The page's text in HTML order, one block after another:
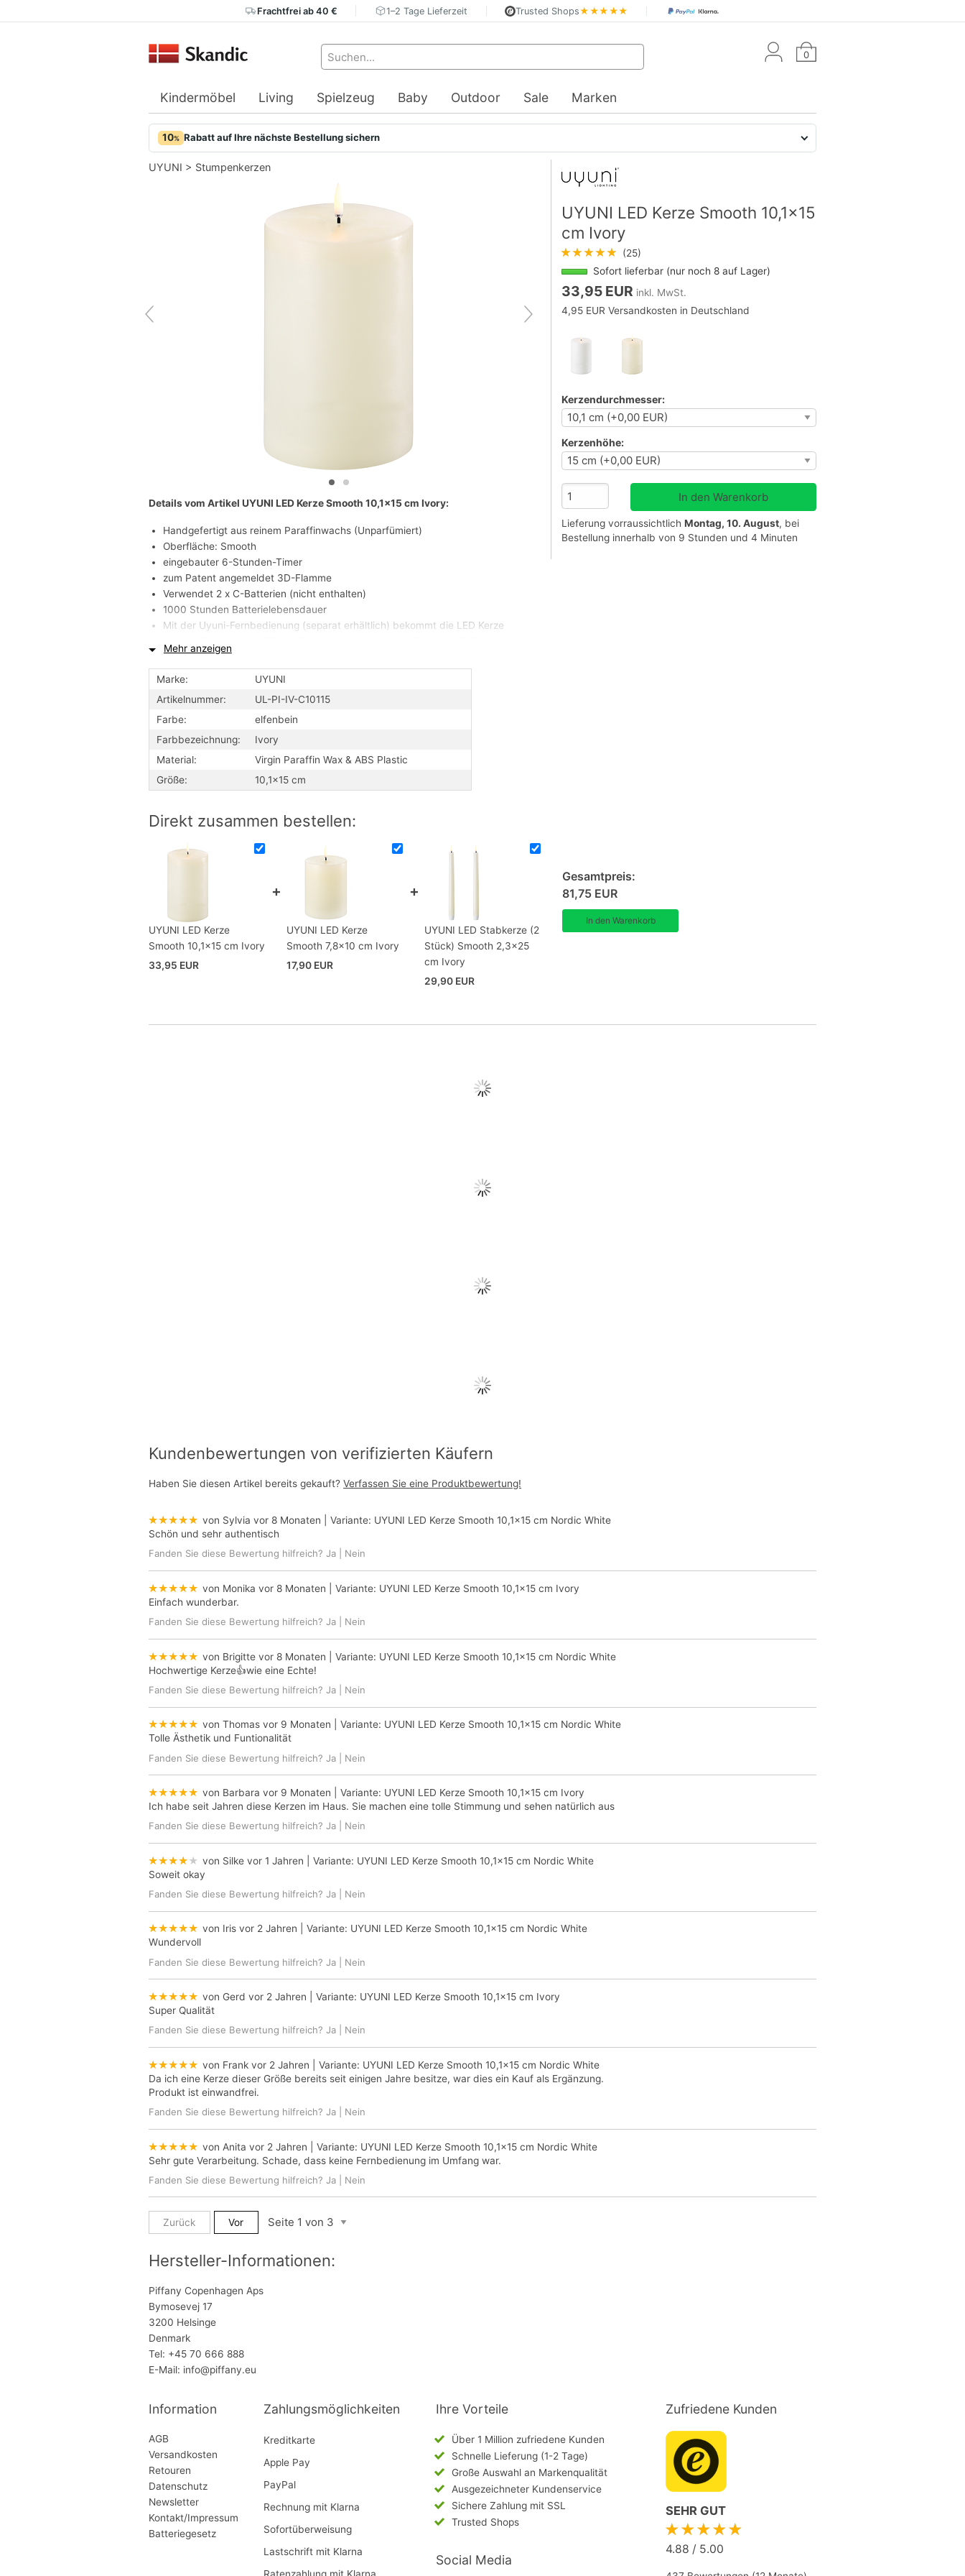
Frachtfrei ab 40 € 1–2 Tage Lieferzeit Trusted Shops★★★★★
0
Kindermöbel Living Spielzeug Baby Outdoor Sale Marken
10% Rabatt auf Ihre nächste Bestellung sichern
UYUNI > Stumpenkerzen
UYUNI LED Kerze Smooth 10,1x15
cm Ivory
★★★★★
(25)
Sofort lieferbar (nur noch 8 auf Lager)
33,95 EUR inkl. MwSt.
4,95 EUR Versandkosten in Deutschland
Kerzendurchmesser:
Kerzenhöhe:
Lieferung vorraussichtlich Montag, 10. August, bei
Bestellung innerhalb von 9 Stunden und 4 Minuten
Details vom Artikel UYUNI LED Kerze Smooth 10,1x15 cm Ivory:
Handgefertigt aus reinem Paraffinwachs (Unparfümiert)
Oberfläche: Smooth
eingebauter 6-Stunden-Timer
zum Patent angemeldet 3D-Flamme
Verwendet 2 x C-Batterien (nicht enthalten)
1000 Stunden Batterielebensdauer
Mit der Uyuni-Fernbedienung (separat erhältlich) bekommt die LED Kerze
weitere Funktionen: 4 Timer-Optionen: 4, 6, 8 und 10 Stunden / 3 Dimmer-
Optionen
Die Stumpenkerze ist nur in ästhetischer Hinsicht eine traditionelle Kerze. Das
Design der Kerze hat die ganze Schönheit und Nostalgie des Kerzenlichts
nachempfunden und gleichzeitig das Risiko beseitigt, dass chemische
Bitte beachten Sie, dass Uyuni flammenlose Kerzen aus Echtwachs nicht bei
Temperaturen unter 1°C oder über 35°C gelagert oder verwendet werden sollten.
Mehr anzeigen
Marke:
UYUNI
Artikelnummer:
UL-PI-IV-C10115
Farbe:
elfenbein
Farbbezeichnung:
Ivory
Material:
Virgin Paraffin Wax & ABS Plastic
Größe:
10,1x15 cm
Direkt zusammen bestellen:
UYUNI LED Kerze
Smooth 10,1x15 cm Ivory
33,95 EUR
UYUNI LED Kerze
Smooth 7,8x10 cm Ivory
17,90 EUR
UYUNI LED Stabkerze (2
Stück) Smooth 2,3x25
cm Ivory
29,90 EUR
Gesamtpreis:
81,75 EUR
Kundenbewertungen von verifizierten Käufern
Haben Sie diesen Artikel bereits gekauft? Verfassen Sie eine Produktbewertung!
★★★★★ von Sylvia vor 8 Monaten | Variante: UYUNI LED Kerze Smooth 10,1x15 cm Nordic White
Schön und sehr authentisch
Fanden Sie diese Bewertung hilfreich? Ja Nein
★★★★★ von Monika vor 8 Monaten | Variante: UYUNI LED Kerze Smooth 10,1x15 cm Ivory
Einfach wunderbar.
Fanden Sie diese Bewertung hilfreich? Ja Nein
★★★★★ von Brigitte vor 8 Monaten | Variante: UYUNI LED Kerze Smooth 10,1x15 cm Nordic White
Hochwertige Kerze👍wie eine Echte!
Fanden Sie diese Bewertung hilfreich? Ja Nein
★★★★★ von Thomas vor 9 Monaten | Variante: UYUNI LED Kerze Smooth 10,1x15 cm Nordic White
Tolle Ästhetik und Funtionalität
Fanden Sie diese Bewertung hilfreich? Ja Nein
★★★★★ von Barbara vor 9 Monaten | Variante: UYUNI LED Kerze Smooth 10,1x15 cm Ivory
Ich habe seit Jahren diese Kerzen im Haus. Sie machen eine tolle Stimmung und sehen natürlich aus
Fanden Sie diese Bewertung hilfreich? Ja Nein
★★★★★ von Silke vor 1 Jahren | Variante: UYUNI LED Kerze Smooth 10,1x15 cm Nordic White
Soweit okay
Fanden Sie diese Bewertung hilfreich? Ja Nein
★★★★★ von Iris vor 2 Jahren | Variante: UYUNI LED Kerze Smooth 10,1x15 cm Nordic White
Wundervoll
Fanden Sie diese Bewertung hilfreich? Ja Nein
★★★★★ von Gerd vor 2 Jahren | Variante: UYUNI LED Kerze Smooth 10,1x15 cm Ivory
Super Qualität
Fanden Sie diese Bewertung hilfreich? Ja Nein
★★★★★ von Frank vor 2 Jahren | Variante: UYUNI LED Kerze Smooth 10,1x15 cm Nordic White
Da ich eine Kerze dieser Größe bereits seit einigen Jahre besitze, war dies ein Kauf als Ergänzung.
Produkt ist einwandfrei.
Fanden Sie diese Bewertung hilfreich? Ja Nein
★★★★★ von Anita vor 2 Jahren | Variante: UYUNI LED Kerze Smooth 10,1x15 cm Nordic White
Sehr gute Verarbeitung. Schade, dass keine Fernbedienung im Umfang war.
Fanden Sie diese Bewertung hilfreich? Ja Nein
Zurück Vor
Hersteller-Informationen:
Piffany Copenhagen Aps
Bymosevej 17
3200 Helsinge
Denmark
Tel: +45 70 666 888
E-Mail: info@piffany.eu
Information
AGB
Versandkosten
Retouren
Datenschutz
Newsletter
Kontakt/Impressum
Batteriegesetz
Zahlungsmöglichkeiten
Kreditkarte
Apple Pay
PayPal
Rechnung mit Klarna
Sofortüberweisung
Lastschrift mit Klarna
Ratenzahlung mit Klarna
Ihre Vorteile
Über 1 Million zufriedene Kunden
Schnelle Lieferung (1-2 Tage)
Große Auswahl an Markenqualität
Ausgezeichneter Kundenservice
Sichere Zahlung mit SSL
Trusted Shops
Social Media
Zufriedene Kunden
SEHR GUT
★★★★★
4.88 / 5.00